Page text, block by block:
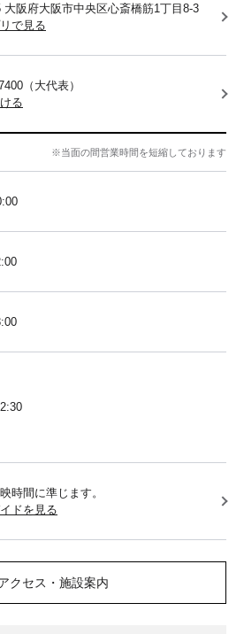
大阪府大阪市中央区心斎橋筋1丁目8-3
で見る
（大代表）
る
※当面の間営業時間を短縮しております
時間に準じます。
ドを見る
クセス・施設案内